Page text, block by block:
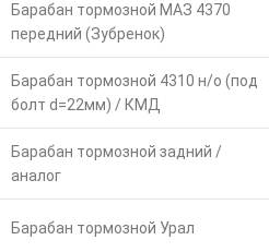
Барабан тормозной МАЗ 4370
передний (Зубренок)
Барабан тормозной 4310 н/о (под
болт d=22мм) / КМД
Барабан тормозной задний /
аналог
Барабан тормозной Урал